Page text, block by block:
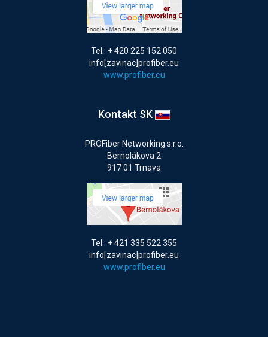
Tel.: + 420 225 152 050
info[zavinac]profiber.eu
www.profiber.eu
Kontakt SK
PROFiber Networking s.r.o.
Bernolákova 2
917 01 Trnava
Tel.: + 421 335 522 355
info[zavinac]profiber.eu
www.profiber.eu